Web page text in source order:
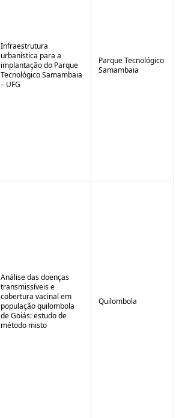
Infraestrutura
urbanística para a
implantação do Parque
Tecnológico Samambaia
– UFG
Parque Tecnológico
Samambaia
Análise das doenças
transmissíveis e
cobertura vacinal em
população quilombola
de Goiás: estudo de
método misto
Quilombola